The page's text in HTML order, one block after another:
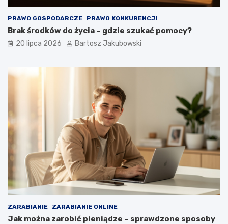
PRAWO GOSPODARCZE PRAWO KONKURENCJI
Brak środków do życia – gdzie szukać pomocy?
20 lipca 2026 Bartosz Jakubowski
ZARABIANIE ZARABIANIE ONLINE
Jak można zarobić pieniądze – sprawdzone sposoby